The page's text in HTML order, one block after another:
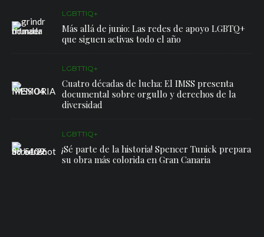
LGBTTIQ+
Más allá de junio: Las redes de apoyo LGBTQ+
que siguen activas todo el año
LGBTTIQ+
Cuatro décadas de lucha: El IMSS presenta
documental sobre orgullo y derechos de la
diversidad
LGBTTIQ+
¡Sé parte de la historia! Spencer Tunick prepara
su obra más colorida en Gran Canaria